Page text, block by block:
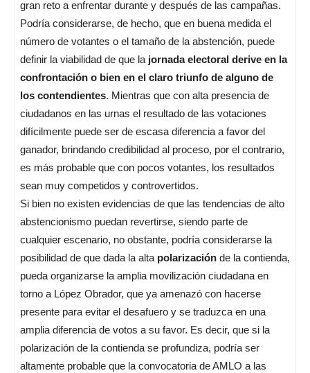
gran reto a enfrentar durante y después de las campañas.
Podría considerarse, de hecho, que en buena medida el
número de votantes o el tamaño de la abstención, puede
definir la viabilidad de que la jornada electoral derive en la
confrontación o bien en el claro triunfo de alguno de
los contendientes. Mientras que con alta presencia de
ciudadanos en las urnas el resultado de las votaciones
difícilmente puede ser de escasa diferencia a favor del
ganador, brindando credibilidad al proceso, por el contrario,
es más probable que con pocos votantes, los resultados
sean muy competidos y controvertidos.
Si bien no existen evidencias de que las tendencias de alto
abstencionismo puedan revertirse, siendo parte de
cualquier escenario, no obstante, podría considerarse la
posibilidad de que dada la alta polarización de la contienda,
pueda organizarse la amplia movilización ciudadana en
torno a López Obrador, que ya amenazó con hacerse
presente para evitar el desafuero y se traduzca en una
amplia diferencia de votos a su favor. Es decir, que si la
polarización de la contienda se profundiza, podría ser
altamente probable que la convocatoria de AMLO a las